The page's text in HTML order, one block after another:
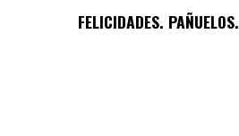
FELICIDADES. PAÑUELOS.